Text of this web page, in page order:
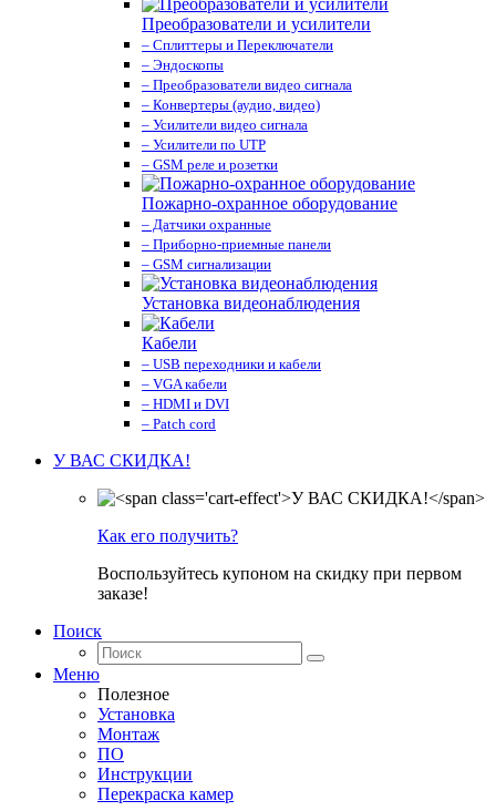
Преобразователи и усилители
– Сплиттеры и Переключатели
– Эндоскопы
– Преобразователи видео сигнала
– Конвертеры (аудио, видео)
– Усилители видео сигнала
– Усилители по UTP
– GSM реле и розетки
Пожарно-охранное оборудование
– Датчики охранные
– Приборно-приемные панели
– GSM сигнализации
Установка видеонаблюдения
Кабели
– USB переходники и кабели
– VGA кабели
– HDMI и DVI
– Patch cord
У ВАС СКИДКА!
Как его получить?
Воспользуйтесь купоном на скидку при первом
заказе!
Поиск
Меню
Полезное
Установка
Монтаж
ПО
Инструкции
Перекраска камер